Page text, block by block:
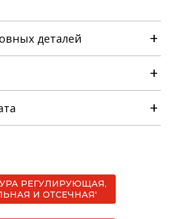
деталей
детали
с
лс
*
РЕГУЛИРУЮЩАЯ,
И ОТСЕЧНАЯ'